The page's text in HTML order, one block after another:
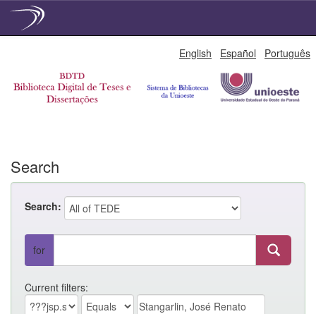
English Español Português
Search
Search:
for
Current filters: